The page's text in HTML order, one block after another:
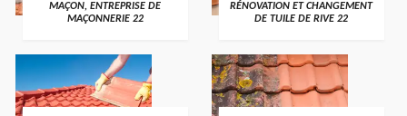
MAÇON, ENTREPRISE DE
MAÇONNERIE 22
RÉNOVATION ET CHANGEMENT
DE TUILE DE RIVE 22